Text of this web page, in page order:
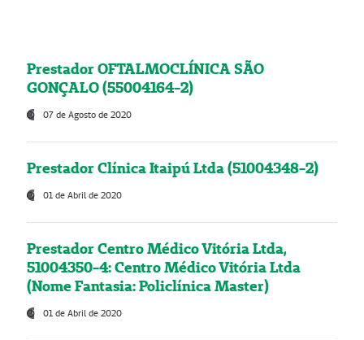
Prestador OFTALMOCLÍNICA SÃO
GONÇALO (55004164-2)
07 de Agosto de 2020
Prestador Clínica Itaipú Ltda (51004348-2)
01 de Abril de 2020
Prestador Centro Médico Vitória Ltda,
51004350-4: Centro Médico Vitória Ltda
(Nome Fantasia: Policlínica Master)
01 de Abril de 2020